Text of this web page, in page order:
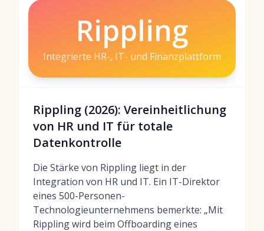
Rippling
Integrierte HR-, IT- und Finanzplattform
Rippling (2026): Vereinheitlichung
von HR und IT für totale
Datenkontrolle
Die Stärke von Rippling liegt in der
Integration von HR und IT. Ein IT-Direktor
eines 500-Personen-
Technologieunternehmens bemerkte: „Mit
Rippling wird beim Offboarding eines